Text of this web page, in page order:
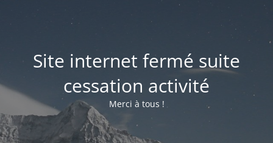
Site internet fermé suite
cessation activité
Merci à tous !